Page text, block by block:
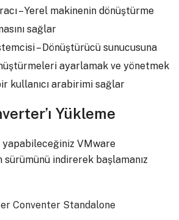
– Yerel makinenin dönüştürme
sağlar
– Dönüştürücü sunucusuna
ayarlamak ve yönetmek
kullanıcı arabirimi sağlar
Yükleme
VMware
sürümünü indirerek başlamanız
Conventer Standalone